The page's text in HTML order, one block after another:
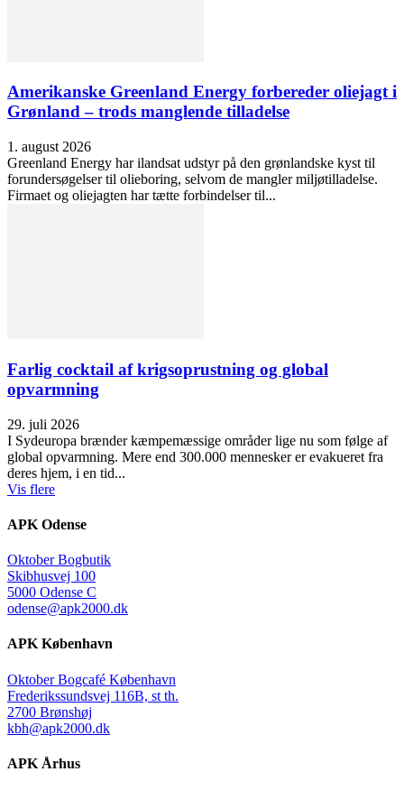
Amerikanske Greenland Energy forbereder oliejagt i
Grønland – trods manglende tilladelse
1. august 2026
Greenland Energy har ilandsat udstyr på den grønlandske kyst til
forundersøgelser til olieboring, selvom de mangler miljøtilladelse.
Firmaet og oliejagten har tætte forbindelser til...
Farlig cocktail af krigsoprustning og global
opvarmning
29. juli 2026
I Sydeuropa brænder kæmpemæssige områder lige nu som følge af
global opvarmning. Mere end 300.000 mennesker er evakueret fra
deres hjem, i en tid...
Vis flere
APK Odense
Oktober Bogbutik
Skibhusvej 100
5000 Odense C
odense@apk2000.dk
APK København
Oktober Bogcafé København
Frederikssundsvej 116B, st th.
2700 Brønshøj
kbh@apk2000.dk
APK Århus